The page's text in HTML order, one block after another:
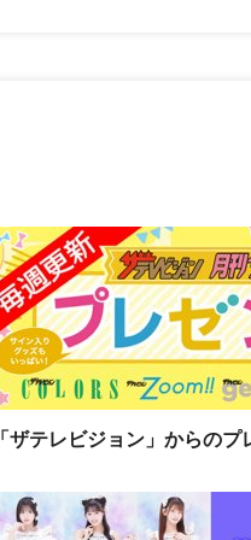
「ザテレビジョン」からのプ